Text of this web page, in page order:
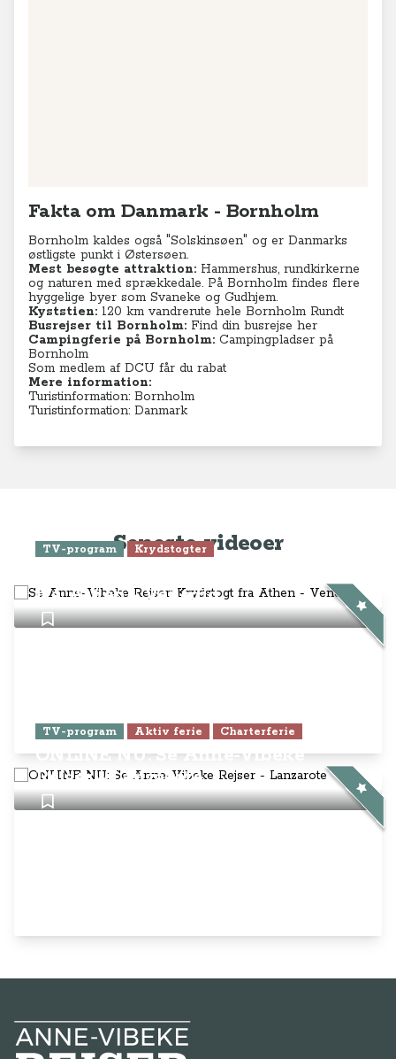
Fakta om Danmark - Bornholm
Bornholm kaldes også "Solskinsøen" og er Danmarks
østligste punkt i Østersøen.
Mest besøgte attraktion: Hammershus, rundkirkerne
og naturen med sprækkedale. På Bornholm findes flere
hyggelige byer som Svaneke og Gudhjem.
Kyststien: 120 km vandrerute hele Bornholm Rundt
Busrejser til Bornholm: Find din busrejse her
Campingferie på Bornholm: Campingpladser på
Bornholm
Som medlem af DCU får du rabat
Mere information:
Turistinformation: Bornholm
Turistinformation: Danmark
Seneste videoer
TV-program Krydstogter
fra Athen - Venedig
TV-program Aktiv ferie Charterferie
ONLINE NU: Se Anne-Vibeke
Rejser - Lanzarote